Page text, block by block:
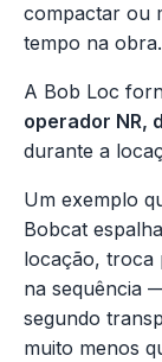
compactar ou
tempo na obra.
A Bob Loc
operador NR,
durante a
Um exemplo
Bobcat
locação, troca
na sequência
segundo
muito menos